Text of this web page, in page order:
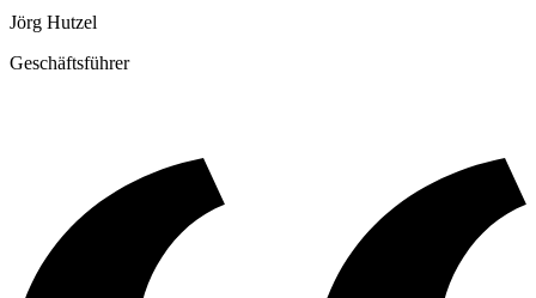
Jörg Hutzel
Geschäftsführer